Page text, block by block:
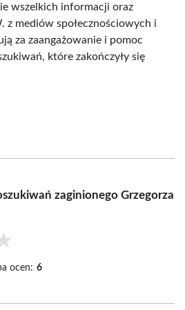
wszelkich informacji oraz
z mediów społecznościowych i
za zaangażowanie i pomoc
które zakończyły się
zaginionego Grzegorza
ocen: 6